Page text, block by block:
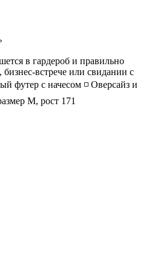
в гардероб и правильно
бизнес-встрече или свидании с
футер с начесом ◽️ Оверсайз и
M, рост 171